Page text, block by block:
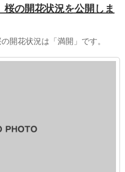
の開花状況を公開しま
開花状況は「満開」です。